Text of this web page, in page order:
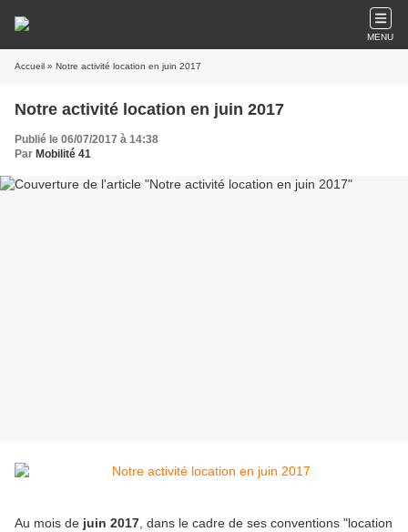
MENU
Accueil » Notre activité location en juin 2017
Notre activité location en juin 2017
Publié le 06/07/2017 à 14:38
Par Mobilité 41
Au mois de juin 2017 , dans le cadre de ses conventions "location